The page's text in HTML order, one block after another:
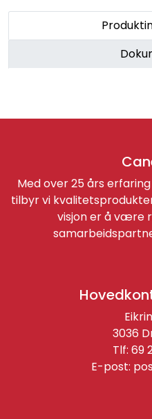
Med over 25 års
tilbyr vi
visjon er å være
3036
Tlf: 69
E-post: